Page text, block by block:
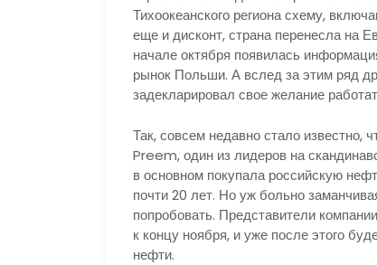
Тихоокеанского региона схему,
еще и дисконт, страна перенесла на
начале октября появилась
рынок Польши. А вслед за этим ряд
задекларировал свое желание
Так, совсем недавно стало известно,
Preem, один из лидеров на
в основном покупала российскую
почти 20 лет. Но уж больно
попробовать. Представители
к концу ноября, и уже после этого
нефти.